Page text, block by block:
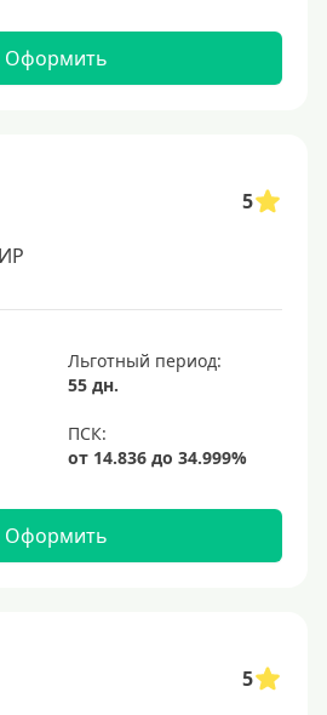
Оформить
5
Льготный период:
55 дн.
Оформить
5